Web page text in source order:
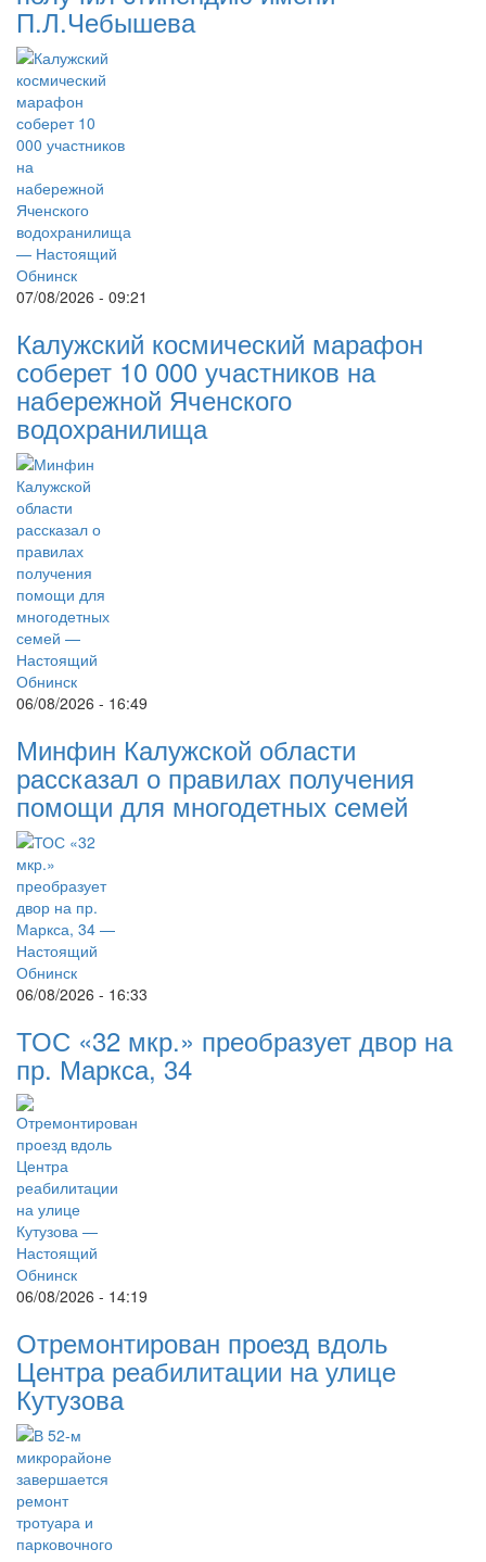
П.Л.Чебышева
07/08/2026 - 09:21
Калужский космический марафон
соберет 10 000 участников на
набережной Яченского
водохранилища
06/08/2026 - 16:49
Минфин Калужской области
рассказал о правилах получения
помощи для многодетных семей
06/08/2026 - 16:33
ТОС «32 мкр.» преобразует двор на
пр. Маркса, 34
06/08/2026 - 14:19
Отремонтирован проезд вдоль
Центра реабилитации на улице
Кутузова